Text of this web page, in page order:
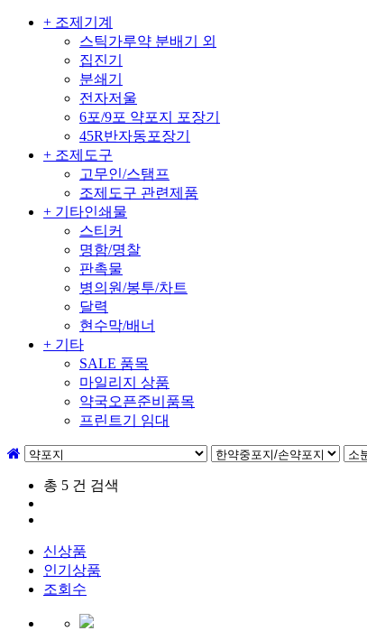
+ 조제기계
스틱가루약 분배기 외
집진기
분쇄기
전자저울
6포/9포 약포지 포장기
45R반자동포장기
+ 조제도구
고무인/스탬프
조제도구 관련제품
+ 기타인쇄물
스티커
명함/명찰
판촉물
병의원/봉투/차트
달력
현수막/배너
+ 기타
SALE 품목
마일리지 상품
약국오픈준비품목
프린트기 임대
총 5 건 검색
신상품
인기상품
조회수